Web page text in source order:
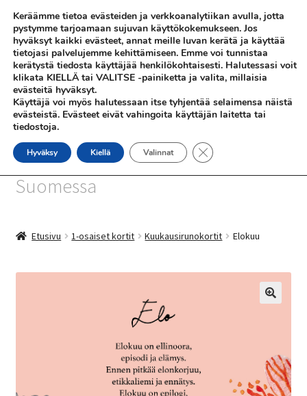
Siirry
navigointiin
Siirry
sisältöön
Valikko
SHOP
INFO
SiniSusan kortit painetaan
Suomessa
Etusivu 1-osaiset kortit Kuukausirunokortit Elokuu
Keräämme tietoa evästeiden ja verkkoanalytiikan avulla, jotta
pystymme tarjoamaan sujuvan käyttökokemukseen. Jos
hyväksyt kaikki evästeet, annat meille luvan kerätä ja käyttää
tietojasi palvelujemme kehittämiseen. Emme voi tunnistaa
kerätystä tiedosta käyttäjää henkilökohtaisesti. Halutessasi voit
klikata KIELLÄ tai VALITSE -painiketta ja valita, millaisia
evästeitä hyväksyt.
Käyttäjä voi myös halutessaan itse tyhjentää selaimensa näistä
evästeistä. Evästeet eivät vahingoita käyttäjän laitetta tai
tiedostoja.
Hyväksy Kiellä Valinnat Sulje evästebanneri